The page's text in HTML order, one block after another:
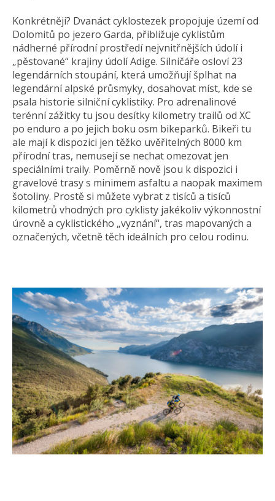
Konkrétněji? Dvanáct cyklostezek propojuje území od
Dolomitů po jezero Garda, přibližuje cyklistům
nádherné přírodní prostředí nejvnitřnějších údolí i
„pěstované“ krajiny údolí Adige. Silničáře osloví 23
legendárních stoupání, která umožňují šplhat na
legendární alpské průsmyky, dosahovat míst, kde se
psala historie silniční cyklistiky. Pro adrenalinové
terénní zážitky tu jsou desítky kilometry trailů od XC
po enduro a po jejich boku osm bikeparků. Bikeři tu
ale mají k dispozici jen těžko uvěřitelných 8000 km
přírodní tras, nemusejí se nechat omezovat jen
speciálními traily. Poměrně nově jsou k dispozici i
gravelové trasy s minimem asfaltu a naopak maximem
šotoliny. Prostě si můžete vybrat z tisíců a tisíců
kilometrů vhodných pro cyklisty jakékoliv výkonnostní
úrovně a cyklistického „vyznání“, tras mapovaných a
označených, včetně těch ideálních pro celou rodinu.